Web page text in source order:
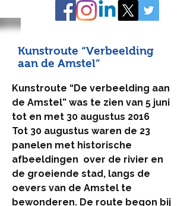
Kunstroute “Verbeelding
aan de Amstel”
Kunstroute “De verbeelding aan
de Amstel” was te zien van 5 juni
tot en met 30 augustus 2016
Tot 30 augustus waren de 23
panelen met historische
afbeeldingen over de rivier en
de groeiende stad, langs de
oevers van de Amstel te
bewonderen. De route begon bij